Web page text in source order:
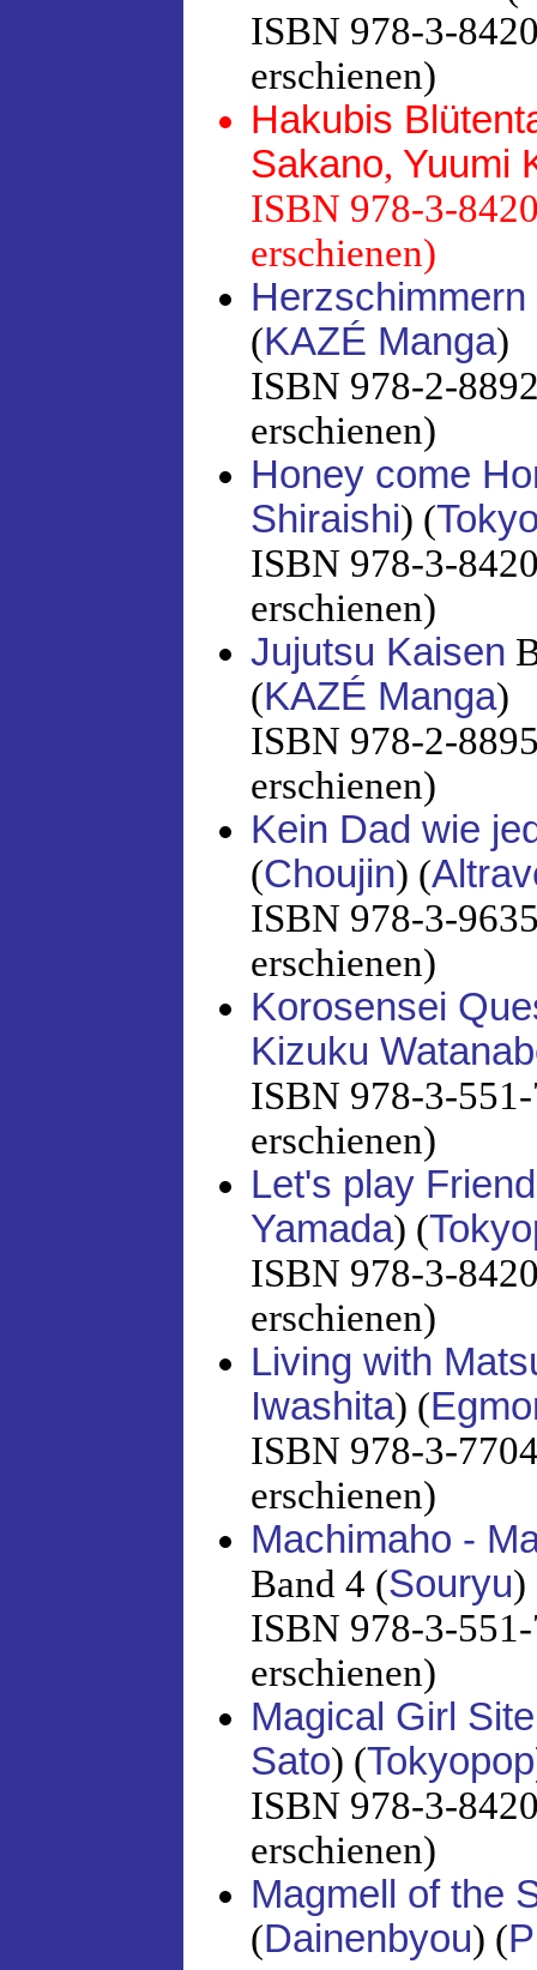
ISBN 978-3-
erschienen)
Hakubis
Sakano, Yuumi
ISBN 978-3-
erschienen)
Herzschimmern
(KAZÉ Manga)
ISBN 978-2-
erschienen)
Honey come
Shiraishi) (
ISBN 978-3-
erschienen)
Jujutsu Kaisen
(KAZÉ Manga)
ISBN 978-2-
erschienen)
Kein Dad wie
(Choujin) (
ISBN 978-3-
erschienen)
Korosensei
Kizuku
ISBN 978-3-
erschienen)
Let's play
Yamada) (
ISBN 978-3-
erschienen)
Living with
Iwashita) (
ISBN 978-3-
erschienen)
Machimaho -
Band 4 (Souryu)
ISBN 978-3-
erschienen)
Magical Girl Site
Sato) (Tokyopop
ISBN 978-3-
erschienen)
Magmell of the
(Dainenbyou) (